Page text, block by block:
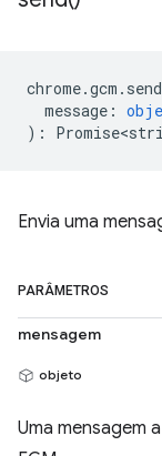
chrome.gcm . send
message :
) :
Envia uma
PARÂMETROS
mensagem
objeto
Uma mensagem